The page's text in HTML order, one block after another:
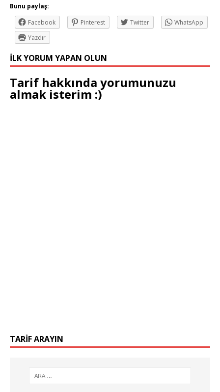
Bunu paylaş:
Facebook
Pinterest Twitter
WhatsApp
Yazdır
İLK YORUM YAPAN OLUN
Tarif hakkında yorumunuzu
almak isterim :)
TARIF ARAYIN